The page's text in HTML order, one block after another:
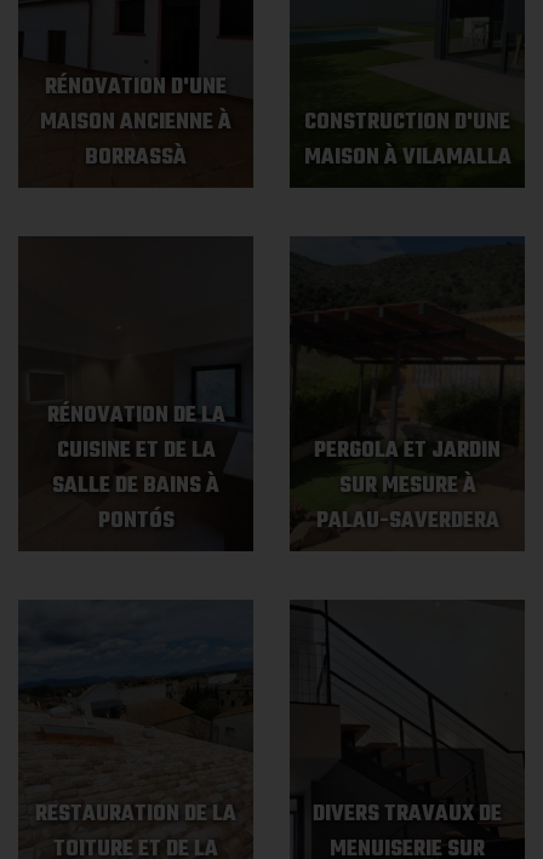
RÉNOVATION D'UNE
MAISON ANCIENNE À
BORRASSÀ
CONSTRUCTION D'UNE
MAISON À VILAMALLA
RÉNOVATION DE LA
CUISINE ET DE LA
SALLE DE BAINS À
PONTÓS
PERGOLA ET JARDIN
SUR MESURE À
PALAU-SAVERDERA
RESTAURATION DE LA
TOITURE ET DE LA
DIVERS TRAVAUX DE
MENUISERIE SUR